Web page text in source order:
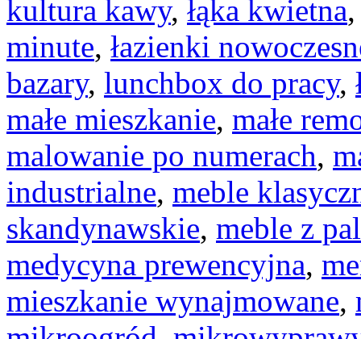
kultura kawy, łąka kwietna
minute, łazienki
bazary, lunchbox do pracy,
małe mieszkanie, małe
malowanie po numerach,
industrialne, meble
skandynawskie, meble z
medycyna prewencyjna,
mieszkanie wynajmowane,